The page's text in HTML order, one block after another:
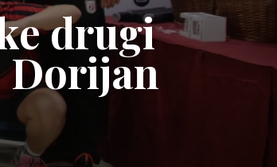
drugi
Dorijan